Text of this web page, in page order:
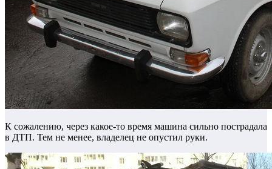
К сожалению, через какое-то время машина сильно пострадала
в ДТП. Тем не менее, владелец не опустил руки.